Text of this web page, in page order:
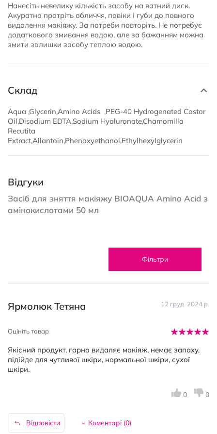
Нанесіть невелику кількість засобу на ватний диск.
Акуратно протріть обличчя, повіки і губи до повного
видалення макіяжу. За потреби повторіть. Не потребує
додаткового змивання водою, але за бажанням можна
змити залишки засобу теплою водою.
Склад
Aqua ,Glycerin,Amino Acids ,PEG-40 Hydrogenated Castor
Oil,Disodium EDTA,Sodium Hyaluronate,Chamomilla
Recutita
Extract,Allantoin,Phenoxyethanol,Ethylhexylglycerin
Відгуки
Засіб для зняття макіяжу BIOAQUA Amino Acid з
амінокислотами 50 мл
Фільтри
Ярмолюк Тетяна 12 груд. 2024 р.
Оцініть товар
Якісний продукт, гарно видаляє макіяж, немає запаху,
підійде для чутливої шкіри, нормальної шкіри, сухої
шкіри.
Відповісти Коментарі (0)
0 0